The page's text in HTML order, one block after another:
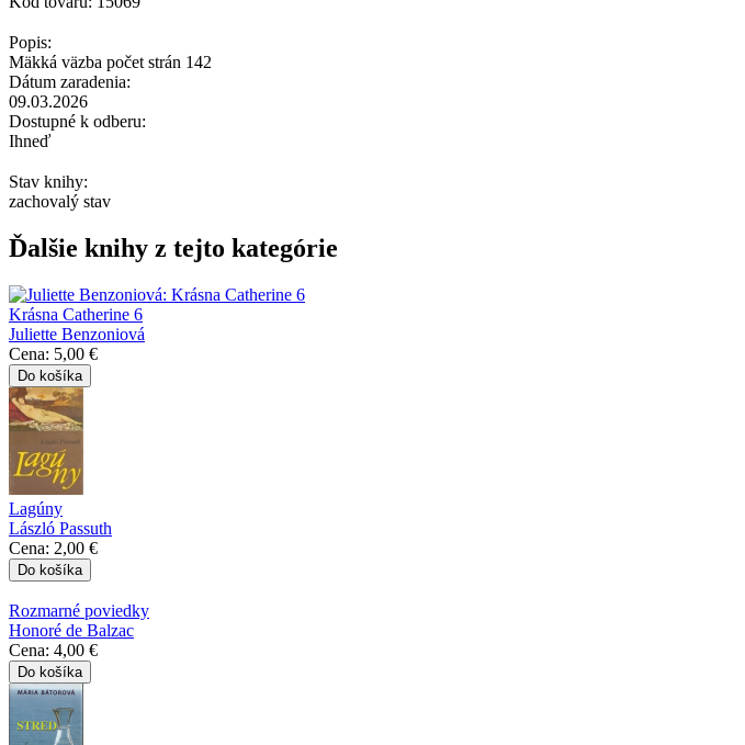
Popis:
Mäkká väzba počet strán 142
Dátum zaradenia:
09.03.2026
Dostupné k odberu:
Ihneď
Stav knihy:
zachovalý stav
Ďalšie knihy z tejto kategórie
Krásna Catherine 6
Juliette Benzoniová
Cena: 5,00 €
Lagúny
László Passuth
Cena: 2,00 €
Rozmarné poviedky
Honoré de Balzac
Cena: 4,00 €